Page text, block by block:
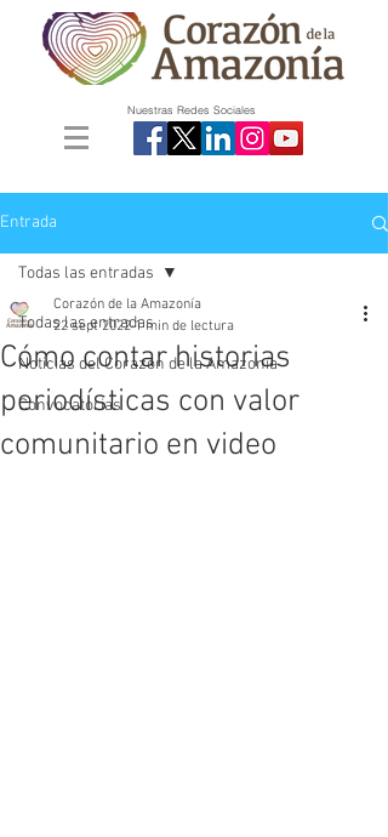
Nuestras Redes Sociales
Entrada
Todas las entradas
Noticias del Corazón de la Amazonía
Convocatorias
Todas las entradas
Cómo contar historias
periodísticas con valor
comunitario en video
Corazón de la Amazonía
22 sept 2022 1 min de lectura